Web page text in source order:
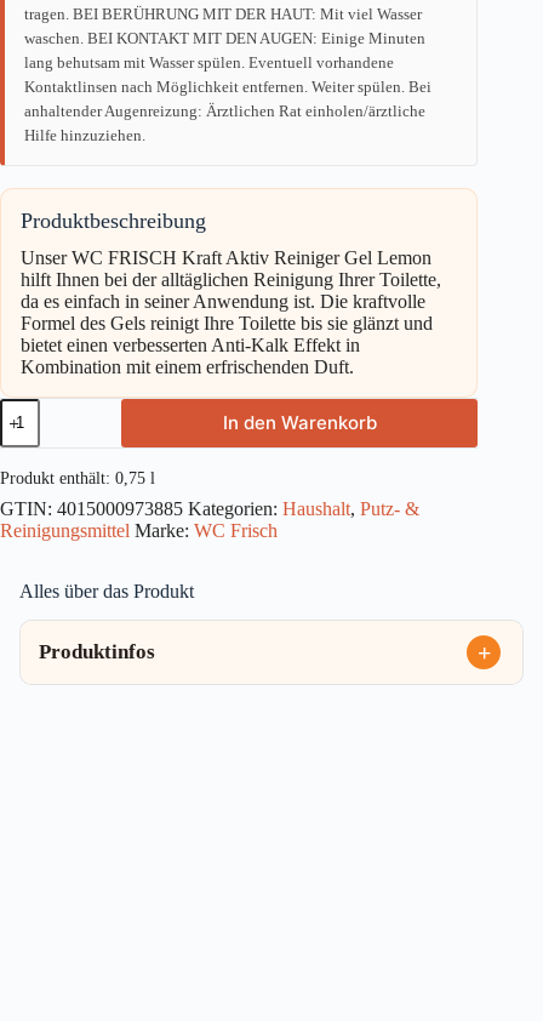
tragen. BEI BERÜHRUNG MIT DER HAUT: Mit viel Wasser
waschen. BEI KONTAKT MIT DEN AUGEN: Einige Minuten
lang behutsam mit Wasser spülen. Eventuell vorhandene
Kontaktlinsen nach Möglichkeit entfernen. Weiter spülen. Bei
anhaltender Augenreizung: Ärztlichen Rat einholen/ärztliche
Hilfe hinzuziehen.
Produktbeschreibung
Unser WC FRISCH Kraft Aktiv Reiniger Gel Lemon
hilft Ihnen bei der alltäglichen Reinigung Ihrer Toilette,
da es einfach in seiner Anwendung ist. Die kraftvolle
Formel des Gels reinigt Ihre Toilette bis sie glänzt und
bietet einen verbesserten Anti-Kalk Effekt in
Kombination mit einem erfrischenden Duft.
WC
Frisch
Kraft
Aktiv
WC
Reiniger
Gel
Menge
In den Warenkorb
Produkt enthält: 0,75 l
GTIN: 4015000973885 Kategorien: Haushalt, Putz- &
Reinigungsmittel Marke: WC Frisch
Alles über das Produkt
Produktinfos